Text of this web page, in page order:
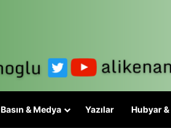
Basın & Medya Yazılar Hubyar &